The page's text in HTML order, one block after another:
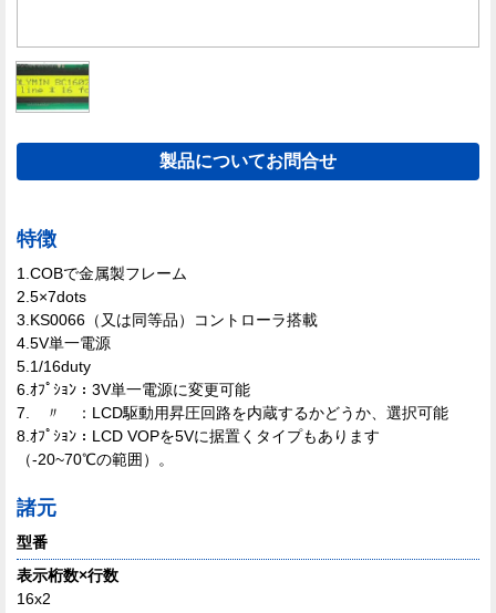
製品についてお問合せ
特徴
1.COBで金属製フレーム
2.5×7dots
3.KS0066（又は同等品）コントローラ搭載
4.5V単一電源
5.1/16duty
6.ｵﾌﾟｼｮﾝ：3V単一電源に変更可能
7. 〃 ：LCD駆動用昇圧回路を内蔵するかどうか、選択可能
8.ｵﾌﾟｼｮﾝ：LCD VOPを5Vに据置くタイプもあります
（-20~70℃の範囲）。
諸元
型番
表示桁数×行数
16x2